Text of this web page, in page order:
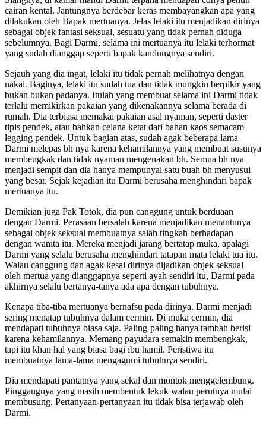
cairan kental. Jantungnya berdebar keras membayangkan apa yang
dilakukan oleh Bapak mertuanya. Jelas lelaki itu menjadikan dirinya
sebagai objek fantasi seksual, sesuatu yang tidak pernah diduga
sebelumnya. Bagi Darmi, selama ini mertuanya itu lelaki terhormat
yang sudah dianggap seperti bapak kandungnya sendiri.
Sejauh yang dia ingat, lelaki itu tidak pernah melihatnya dengan
nakal. Baginya, lelaki itu sudah tua dan tidak mungkin berpikir yang
bukan bukan padanya. Itulah yang membuat selama ini Darmi tidak
terlalu memikirkan pakaian yang dikenakannya selama berada di
rumah. Dia terbiasa memakai pakaian asal nyaman, seperti daster
tipis pendek, atau bahkan celana ketat dari bahan kaos semacam
legging pendek. Untuk bagian atas, sudah agak beberapa lama
Darmi melepas bh nya karena kehamilannya yang membuat susunya
membengkak dan tidak nyaman mengenakan bh. Semua bh nya
menjadi sempit dan dia hanya mempunyai satu buah bh menyusui
yang besar. Sejak kejadian itu Darmi berusaha menghindari bapak
mertuanya itu.
Demikian juga Pak Totok, dia pun canggung untuk berduaan
dengan Darmi. Perasaan bersalah karena menjadikan menantunya
sebagai objek seksual membuatnya salah tingkah berhadapan
dengan wanita itu. Mereka menjadi jarang bertatap muka, apalagi
Darmi yang selalu berusaha menghindari tatapan mata lelaki tua itu.
Walau canggung dan agak kesal dirinya dijadikan objek seksual
oleh mertua yang dianggapnya seperti ayah sendiri itu, Darmi pada
akhirnya selalu bertanya-tanya ada apa dengan tubuhnya.
Kenapa tiba-tiba mertuanya bernafsu pada dirinya. Darmi menjadi
sering menatap tubuhnya dalam cermin. Di muka cermin, dia
mendapati tubuhnya biasa saja. Paling-paling hanya tambah berisi
karena kehamilannya. Memang payudara semakin membengkak,
tapi itu khan hal yang biasa bagi ibu hamil. Peristiwa itu
membuatnya lama-lama mengagumi tubuhnya sendiri.
Dia mendapati pantatnya yang sekal dan montok menggelembung.
Pinggangnya yang masih membentuk lekuk walau perutnya mulai
membusung. Pertanyaan-pertanyaan itu tidak bisa terjawab oleh
Darmi.